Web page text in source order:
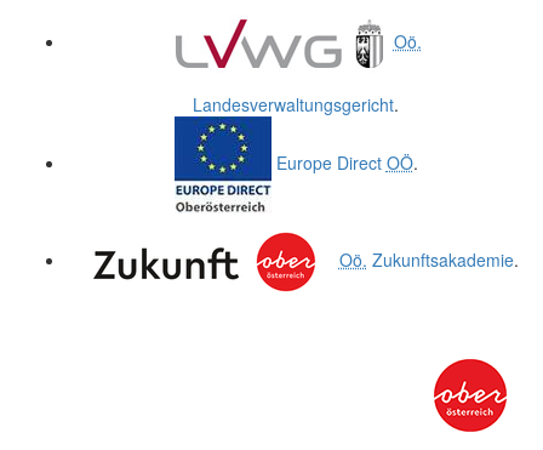
Oö.
Landesverwaltungsgericht.
Europe Direct OÖ.
Oö. Zukunftsakademie.